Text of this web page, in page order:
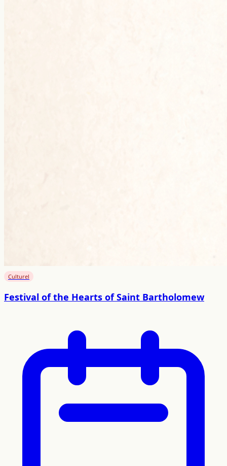
Culturel
Festival of the Hearts of Saint Bartholomew